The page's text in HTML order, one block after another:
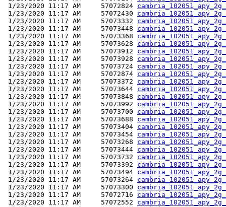
1/23/2020 11:17 AM     57072824
1/23/2020 11:17 AM     57072430
1/23/2020 11:17 AM     57073332
1/23/2020 11:17 AM     57073448
1/23/2020 11:17 AM     57073368
1/23/2020 11:17 AM     57073628
1/23/2020 11:17 AM     57073912
1/23/2020 11:17 AM     57073928
1/23/2020 11:17 AM     57073724
1/23/2020 11:17 AM     57072874
1/23/2020 11:17 AM     57073372
1/23/2020 11:17 AM     57073644
1/23/2020 11:17 AM     57073848
1/23/2020 11:17 AM     57073992
1/23/2020 11:17 AM     57073700
1/23/2020 11:17 AM     57073688
1/23/2020 11:17 AM     57073404
1/23/2020 11:17 AM     57073454
1/23/2020 11:17 AM     57073268
1/23/2020 11:17 AM     57073444
1/23/2020 11:17 AM     57073732
1/23/2020 11:17 AM     57073392
1/23/2020 11:17 AM     57073494
1/23/2020 11:17 AM     57073264
1/23/2020 11:17 AM     57073300
1/23/2020 11:17 AM     57072716
1/23/2020 11:17 AM     57072552